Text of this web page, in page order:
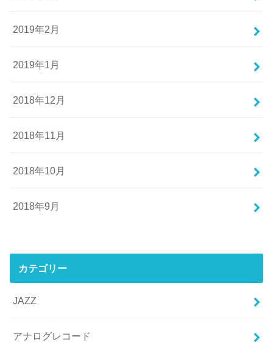
2019年2月
2019年1月
2018年12月
2018年11月
2018年10月
2018年9月
カテゴリー
JAZZ
アナログレコード